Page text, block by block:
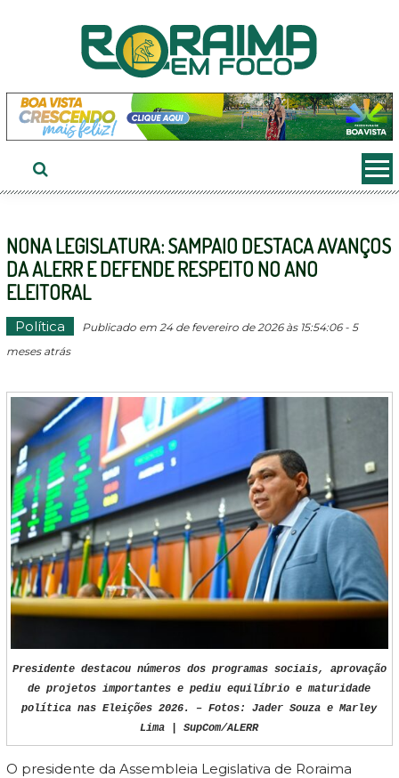
NONA LEGISLATURA: SAMPAIO DESTACA AVANÇOS
DA ALERR E DEFENDE RESPEITO NO ANO
ELEITORAL
Política
Publicado em 24 de fevereiro de 2026 às 15:54:06 - 5
meses atrás
Presidente destacou números dos programas sociais, aprovação
de projetos importantes e pediu equilíbrio e maturidade
política nas Eleições 2026. – Fotos: Jader Souza e Marley
Lima | SupCom/ALERR
O presidente da Assembleia Legislativa de Roraima